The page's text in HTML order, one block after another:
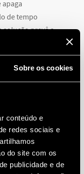
Sobre os cookies
conteúdo e
redes sociais e
do site com os
publicidade e de
de tempo
solução prevê a
apenas
de
estiver
foram